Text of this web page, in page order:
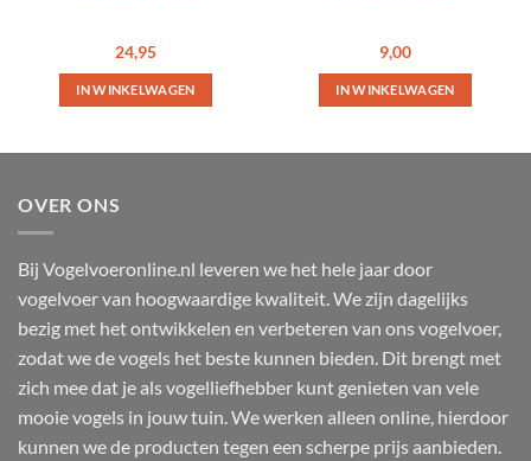
24,95
IN WINKELWAGEN
9,00
IN WINKELWAGEN
OVER ONS
Bij Vogelvoeronline.nl leveren we het hele jaar door
vogelvoer van hoogwaardige kwaliteit. We zijn dagelijks
bezig met het ontwikkelen en verbeteren van ons vogelvoer,
zodat we de vogels het beste kunnen bieden. Dit brengt met
zich mee dat je als vogelliefhebber kunt genieten van vele
mooie vogels in jouw tuin. We werken alleen online, hierdoor
kunnen we de producten tegen een scherpe prijs aanbieden.